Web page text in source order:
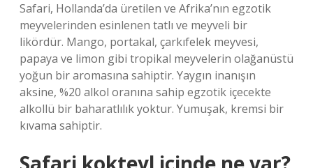
Safari, Hollanda’da üretilen ve Afrika’nın egzotik
meyvelerinden esinlenen tatlı ve meyveli bir
likördür. Mango, portakal, çarkıfelek meyvesi,
papaya ve limon gibi tropikal meyvelerin olağanüstü
yoğun bir aromasına sahiptir. Yaygın inanışın
aksine, %20 alkol oranına sahip egzotik içecekte
alkollü bir baharatlılık yoktur. Yumuşak, kremsi bir
kıvama sahiptir.